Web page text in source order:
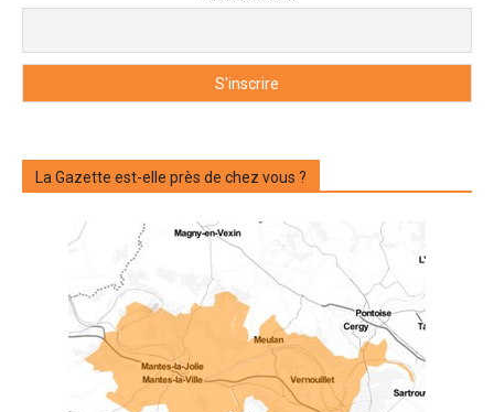
La Gazette est-elle près de chez vous ?